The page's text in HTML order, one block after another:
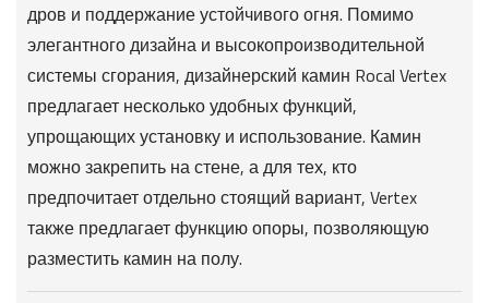
дров и поддержание устойчивого огня. Помимо
элегантного дизайна и высокопроизводительной
системы сгорания, дизайнерский камин Rocal Vertex
предлагает несколько удобных функций,
упрощающих установку и использование. Камин
можно закрепить на стене, а для тех, кто
предпочитает отдельно стоящий вариант, Vertex
также предлагает функцию опоры, позволяющую
разместить камин на полу.